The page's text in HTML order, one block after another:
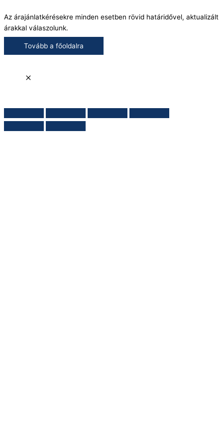
Az árajánlatkérésekre minden esetben rövid határidővel, aktualizált
árakkal válaszolunk.
Tovább a főoldalra